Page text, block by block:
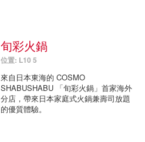
旬彩火鍋
位置: L10 5
來自日本東海的 COSMO
SHABUSHABU 「旬彩火鍋」首家海外
分店，帶來日本家庭式火鍋兼壽司放題
的優質體驗。